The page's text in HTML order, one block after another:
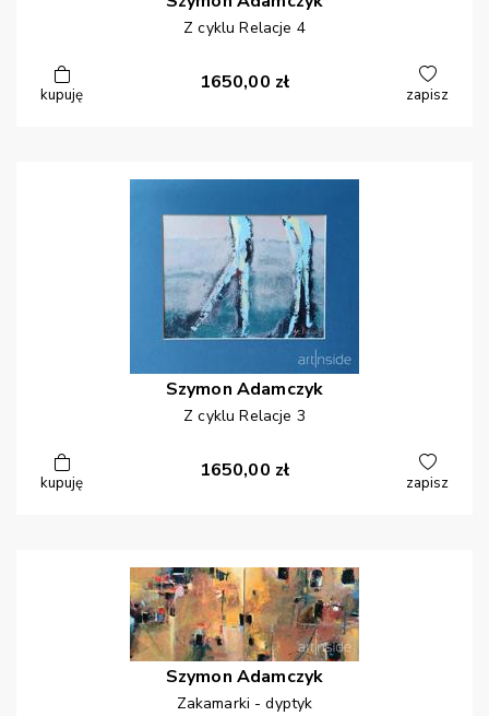
Z cyklu Relacje 4
kupuję
1650,00 zł
zapisz
Szymon Adamczyk
Z cyklu Relacje 3
kupuję
1650,00 zł
zapisz
Szymon Adamczyk
Zakamarki - dyptyk